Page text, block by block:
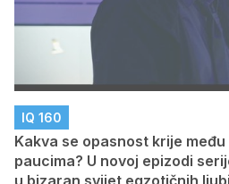
IQ 160
Kakva se opasnost krije među
paucima? U novoj epizodi